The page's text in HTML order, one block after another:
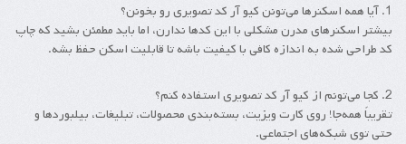
1. آیا همه اسکنرها می‌تونن کیو آر کد تصویری رو بخونن؟
بیشتر اسکنرهای مدرن مشکلی با این کدها ندارن، اما باید مطمئن بشید که چاپ
کد طراحی شده به اندازه کافی با کیفیت باشه تا قابلیت اسکن حفظ بشه.
2. کجا می‌تونم از کیو آر کد تصویری استفاده کنم؟
تقریباً همه‌جا! روی کارت ویزیت، بسته‌بندی محصولات، تبلیغات، بیلبوردها و
حتی توی شبکه‌های اجتماعی.